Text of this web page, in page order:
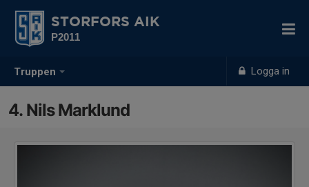
Truppen Logga in
STORFORS AIK
P2011
4. Nils Marklund